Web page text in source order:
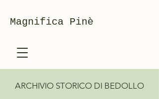
Magnifica Pinè
ARCHIVIO STORICO DI BEDOLLO